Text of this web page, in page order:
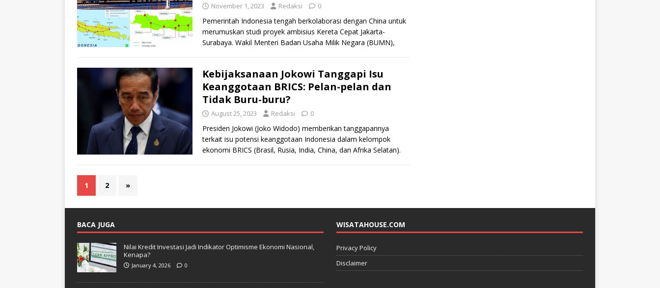
November 1, 2023 Redaksi 0
Pemerintah Indonesia tengah berkolaborasi dengan China untuk
merumuskan studi proyek ambisius Kereta Cepat Jakarta-
Surabaya. Wakil Menteri Badan Usaha Milik Negara (BUMN),
Kebijaksanaan Jokowi Tanggapi Isu
Keanggotaan BRICS: Pelan-pelan dan
Tidak Buru-buru?
August 25, 2023 Redaksi 0
Presiden Jokowi (Joko Widodo) memberikan tanggapannya
terkait isu potensi keanggotaan Indonesia dalam kelompok
ekonomi BRICS (Brasil, Rusia, India, China, dan Afrika Selatan).
1 2 »
BACA JUGA
Nilai Kredit Investasi Jadi Indikator Optimisme Ekonomi Nasional,
Kenapa?
January 4, 2026 0
WISATAHOUSE.COM
Privacy Policy
Disclaimer